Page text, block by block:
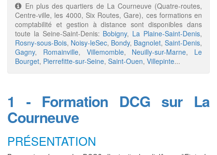
En plus des quartiers de La Courneuve (Quatre-routes,
Centre-ville, les 4000, Six Routes, Gare), ces formations en
comptabilité et gestion à distance sont disponibles dans
toute la Seine-Saint-Denis: Bobigny, La Plaine-Saint-Denis,
Rosny-sous-Bois, Noisy-leSec, Bondy, Bagnolet, Saint-Denis,
Gagny, Romainville, Villemomble, Neuilly-sur-Marne, Le
Bourget, Pierrefitte-sur-Seine, Saint-Ouen, Villepinte...
1 - Formation DCG sur La
Courneuve
PRÉSENTATION